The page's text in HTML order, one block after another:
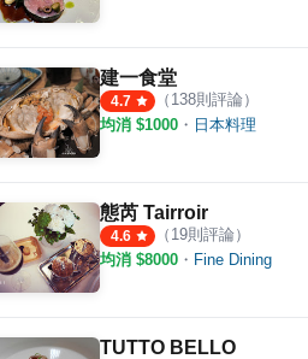
建一食堂
4.7 （ 138則評論）
均消 $1000 ・ 日本料理
態芮 Tairroir
4.6 （ 19則評論）
均消 $8000 ・ Fine Dining
TUTTO BELLO